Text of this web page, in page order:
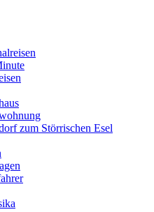
zum Störrischen Esel